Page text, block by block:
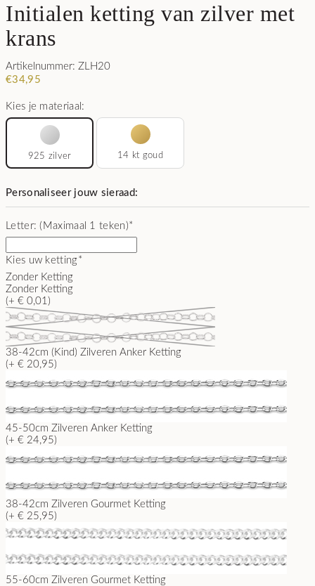
Initialen ketting van zilver met
krans
Artikelnummer: ZLH20
€34,95
Kies je materiaal:
925 zilver 14 kt goud
Personaliseer jouw sieraad:
Letter: (Maximaal 1 teken)*
Kies uw ketting*
Zonder Ketting
Zonder Ketting
(+ € 0,01)
38-42cm (Kind) Zilveren Anker Ketting
(+ € 20,95)
45-50cm Zilveren Anker Ketting
(+ € 24,95)
38-42cm Zilveren Gourmet Ketting
(+ € 25,95)
55-60cm Zilveren Gourmet Ketting